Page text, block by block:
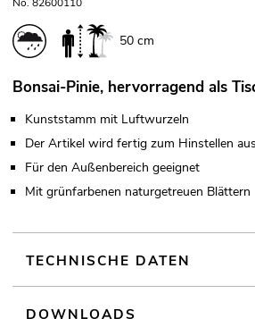
No. 82600110
50 cm
Bonsai-Pinie, hervorragend als
Kunststamm mit Luftwurzeln
Der Artikel wird fertig zum Hinstellen
Für den Außenbereich geeignet
Mit grünfarbenen naturgetreuen Blättern
TECHNISCHE DATEN
DOWNLOADS